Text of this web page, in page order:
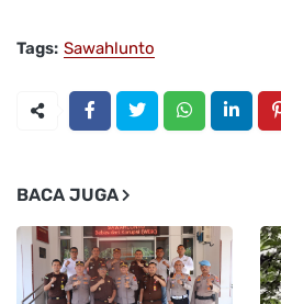
Tags: Sawahlunto
BACA JUGA